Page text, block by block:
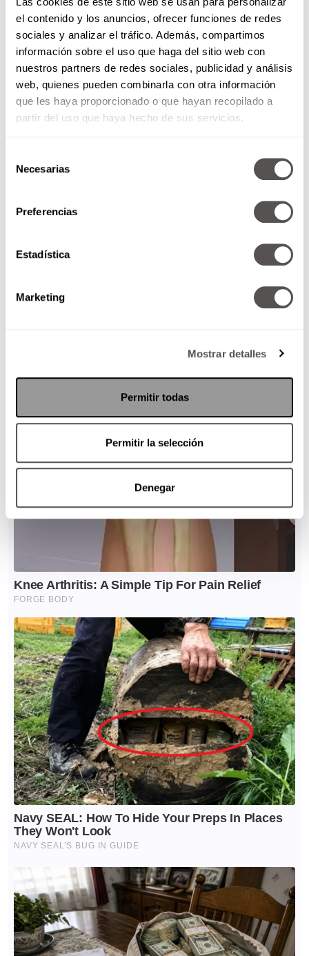
el contenido y los anuncios, ofrecer funciones de redes
sociales y analizar el tráfico. Además, compartimos
información sobre el uso que haga del sitio web con
nuestros partners de redes sociales, publicidad y análisis
web, quienes pueden combinarla con otra información
que les haya proporcionado o que hayan recopilado a
partir del uso que haya hecho de sus servicios.
Necesarias
Preferencias
Estadística
Marketing
Mostrar detalles
Permitir todas
Permitir la selección
Denegar